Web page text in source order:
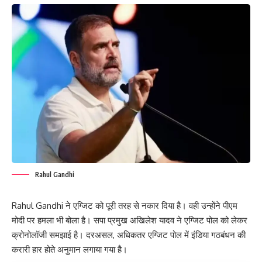
Rahul Gandhi
Rahul Gandhi ने एग्जिट को पूरी तरह से नकार दिया है। वही उन्होंने पीएम
मोदी पर हमला भी बोला है। सपा प्रमुख अखिलेश यादव ने एग्जिट पोल को लेकर
क्रोनोलॉजी समझाई है। दरअसल, अधिकतर एग्जिट पोल में इंडिया गठबंधन की
करारी हार होते अनुमान लगाया गया है।